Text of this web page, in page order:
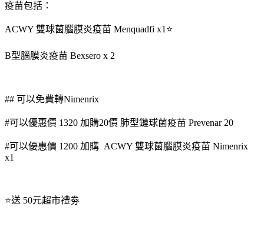
疫苗包括：
ACWY 雙球菌腦膜炎疫苗 Menquadfi x1⭐
B型腦膜炎疫苗 Bexsero x 2
## 可以免費轉Nimenrix
#可以優惠價 1320 加購20價 肺型鏈球菌疫苗 Prevenar 20
#可以優惠價 1200 加購 ACWY 雙球菌腦膜炎疫苗 Nimenrix
x1
⭐送 50元超市禮劵